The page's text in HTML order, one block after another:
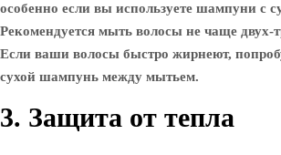
особенно если вы используете шампуни с
Рекомендуется мыть волосы не чаще двух-
Если ваши волосы быстро жирнеют,
сухой шампунь между мытьем.
3. Защита от тепла